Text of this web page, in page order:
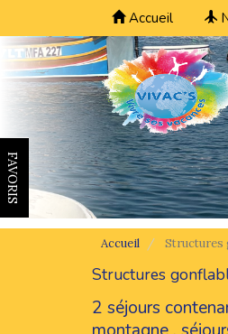
Accueil
FAVORIS
Accueil Structures
Structures
2 séjours